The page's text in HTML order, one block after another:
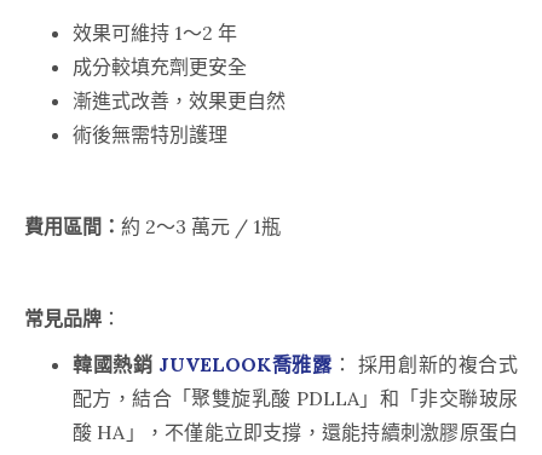
效果可維持 1～2 年
成分較填充劑更安全
漸進式改善，效果更自然
術後無需特別護理
費用區間： 約 2～3 萬元 / 1瓶
常見品牌 ：
韓國熱銷 JUVELOOK喬雅露： 採用創新的複合式
配方，結合「聚雙旋乳酸 PDLLA」和「非交聯玻尿
酸 HA」，不僅能立即支撐，還能持續刺激膠原蛋白